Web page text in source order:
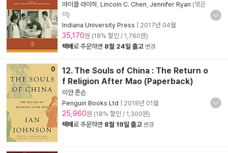
마이클 라이히 Lincoln C. Chen Jennifer Ryan (엮은
이)
Indiana University Press
2017년 04월
35,170원 (18% 할인 / 1,760원)
택배로 주문하면 8월 24일 출고 변경
12. The Souls of China : The Return o
f Religion After Mao (Paperback)
이안 존슨
Penguin Books Ltd
2018년 01월
25,960원 (18% 할인 / 1,300원)
택배로 주문하면 8월 19일 출고 변경